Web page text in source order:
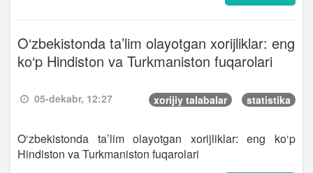
O‘zbekistonda ta’lim olayotgan xorijliklar: eng
ko‘p Hindiston va Turkmaniston fuqarolari
05-dekabr, 12:27 xorijiy talabalar statistika
O‘zbekistonda ta’lim olayotgan xorijliklar: eng ko‘p
Hindiston va Turkmaniston fuqarolari